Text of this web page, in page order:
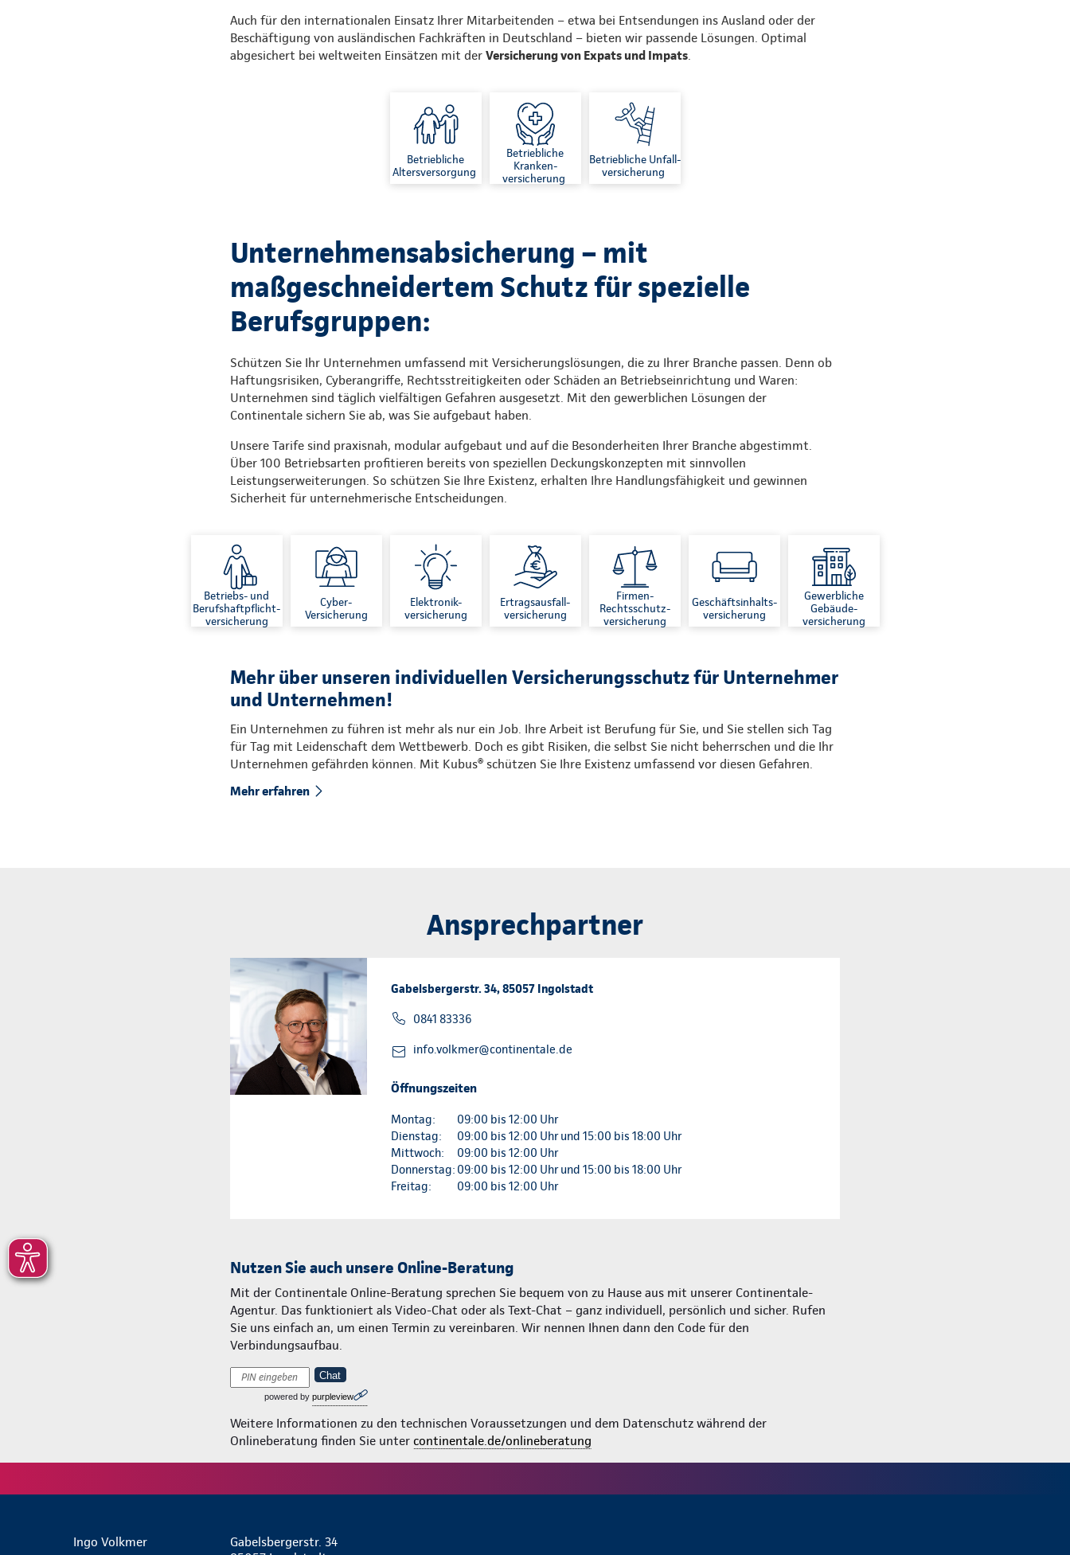
Auch für den internationalen Einsatz Ihrer Mitarbeitenden – etwa bei Entsendungen ins Ausland oder der
Beschäftigung von ausländischen Fachkräften in Deutschland – bieten wir passende Lösungen. Optimal
abgesichert bei weltweiten Einsätzen mit der Versicherung von Expats und Impats.
Betriebliche
Altersversorgung
Betriebliche
Kranken-
versicherung
Betriebliche Unfall-
versicherung
Unternehmensabsicherung – mit
maßgeschneidertem Schutz für spezielle
Berufsgruppen:
Schützen Sie Ihr Unternehmen umfassend mit Versicherungslösungen, die zu Ihrer Branche passen. Denn ob
Haftungsrisiken, Cyberangriffe, Rechtsstreitigkeiten oder Schäden an Betriebseinrichtung und Waren:
Unternehmen sind täglich vielfältigen Gefahren ausgesetzt. Mit den gewerblichen Lösungen der
Continentale sichern Sie ab, was Sie aufgebaut haben.
Unsere Tarife sind praxisnah, modular aufgebaut und auf die Besonderheiten Ihrer Branche abgestimmt.
Über 100 Betriebsarten profitieren bereits von speziellen Deckungskonzepten mit sinnvollen
Leistungserweiterungen. So schützen Sie Ihre Existenz, erhalten Ihre Handlungsfähigkeit und gewinnen
Sicherheit für unternehmerische Entscheidungen.
Betriebs- und
Berufshaftpflicht-
versicherung
Cyber-
Versicherung
Elektronik-
versicherung
Ertragsausfall-
versicherung
Firmen-
Rechtsschutz-
versicherung
Geschäftsinhalts-
versicherung
Gewerbliche
Gebäude-
versicherung
Mehr über unseren individuellen Versicherungsschutz für Unternehmer
und Unternehmen!
Ein Unternehmen zu führen ist mehr als nur ein Job. Ihre Arbeit ist Berufung für Sie, und Sie stellen sich Tag
für Tag mit Leidenschaft dem Wettbewerb. Doch es gibt Risiken, die selbst Sie nicht beherrschen und die Ihr
Unternehmen gefährden können. Mit Kubus® schützen Sie Ihre Existenz umfassend vor diesen Gefahren.
Mehr erfahren
Ansprechpartner
Gabelsbergerstr. 34, 85057 Ingolstadt
0841 83336
info.volkmer@continentale.de
Öffnungszeiten
Montag:
09:00 bis 12:00 Uhr
Dienstag:
09:00 bis 12:00 Uhr und 15:00 bis 18:00 Uhr
Mittwoch:
09:00 bis 12:00 Uhr
Donnerstag:09:00 bis 12:00 Uhr und 15:00 bis 18:00 Uhr
Freitag:
09:00 bis 12:00 Uhr
Nutzen Sie auch unsere Online-Beratung
Mit der Continentale Online-Beratung sprechen Sie bequem von zu Hause aus mit unserer Continentale-
Agentur. Das funktioniert als Video-Chat oder als Text-Chat – ganz individuell, persönlich und sicher. Rufen
Sie uns einfach an, um einen Termin zu vereinbaren. Wir nennen Ihnen dann den Code für den
Verbindungsaufbau.
Chat
powered by purpleview
Weitere Informationen zu den technischen Voraussetzungen und dem Datenschutz während der
Onlineberatung finden Sie unter continentale.de/onlineberatung
Ingo Volkmer
Gabelsbergerstr. 34